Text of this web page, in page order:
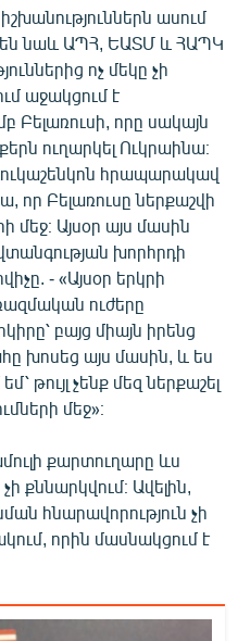
ասում
են նաև ԱՊՀ, ԵԱՏՄ և ՀԱՊԿ
ոչ մեկը չի
աջակցում է
Բելառուսի, որը սակայն
ուղարկել Ուկրաինա։
հրապարակավ
որ Բելառուսը ներքաշվի
մեջ։ Այսօր այս մասին
խորհրդի
- «Այսօր երկրի
ուժերը
բայց միայն իրենց
խոսեց այս մասին, և ես
թույլ չենք մեզ ներքաշել
մեջ»։
քարտուղարը ևս
քննարկվում։ Ավելին,
հնարավորություն չի
որին մասնակցում է